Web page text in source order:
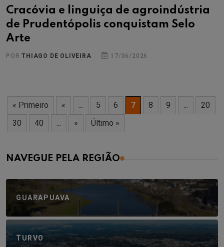
Cracóvia e linguiça de agroindústria
de Prudentópolis conquistam Selo
Arte
PORTHIAGO DE OLIVEIRA 17/06/2026
« Primeiro « ... 5 6 7 8 9 ...
20
30
40 ... » Último »
NAVEGUE PELA REGIÃO
GUARAPUAVA
TURVO